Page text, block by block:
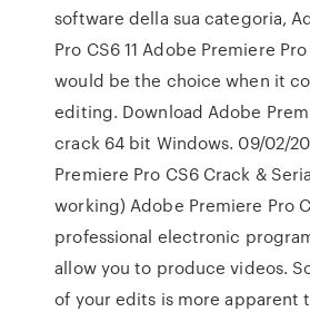
software della sua categoria,
Pro CS6 11 Adobe Premiere
would be the choice when it
editing. Download Adobe
crack 64 bit Windows. 09/02/
Premiere Pro CS6 Crack &
working) Adobe Premiere Pro
professional electronic
allow you to produce videos.
of your edits is more apparent